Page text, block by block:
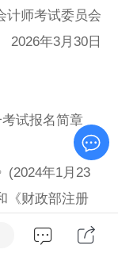
计师考试委员会
2026年3月30日
试报名简章
(2024年1月23
《财政部注册
册会计师全国统